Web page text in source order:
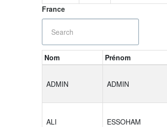
France
Nom Prénom
ADMIN ADMIN
ALI ESSOHAM